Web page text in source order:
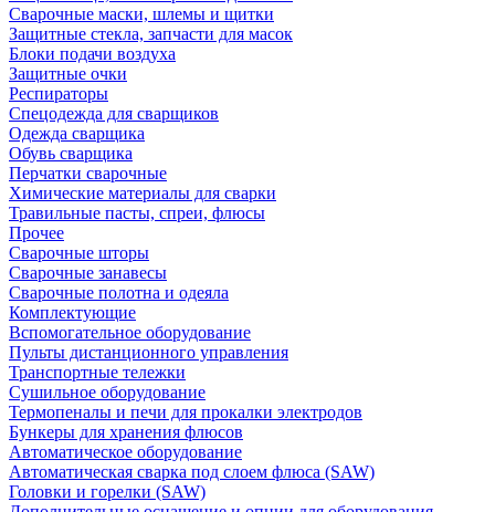
Сварочные маски, шлемы и щитки
Защитные стекла, запчасти для масок
Блоки подачи воздуха
Защитные очки
Респираторы
Спецодежда для сварщиков
Одежда сварщика
Обувь сварщика
Перчатки сварочные
Химические материалы для сварки
Травильные пасты, спреи, флюсы
Прочее
Сварочные шторы
Сварочные занавесы
Сварочные полотна и одеяла
Комплектующие
Вспомогательное оборудование
Пульты дистанционного управления
Транспортные тележки
Сушильное оборудование
Термопеналы и печи для прокалки электродов
Бункеры для хранения флюсов
Автоматическое оборудование
Автоматическая сварка под слоем флюса (SAW)
Головки и горелки (SAW)